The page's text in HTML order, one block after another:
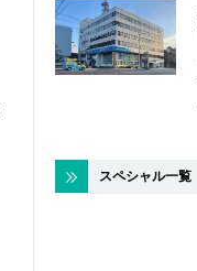
スペシャル一覧